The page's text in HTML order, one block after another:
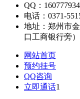
QQ：
电话：0371-
地址：郑州市
口工商银行旁）
网站首页
预约挂号
QQ咨询
立即通话1